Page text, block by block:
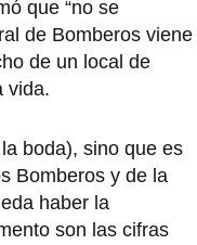
que “no se
de Bomberos viene
de un local de
vida.
boda), sino que es
Bomberos y de la
haber la
son las cifras